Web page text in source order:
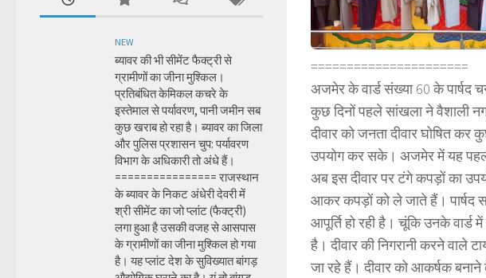
======================
अजमेर के वार्ड संख्या 60 के पार्षद
कुछ दिनों पहले सांखला ने वैशाली
दीवार को जनता दीवार घोषित
उपयोग कर सके। अजमेर में यह
अब इस दीवार पर टंगे कपड़ों का
आकर कपड़ों को ले जाते हैं। पार्षद
आपूर्ति हो रही है। चूंकि उनके वार्ड
है। दीवार की निगरानी करने वाले
जा रहे हैं। दीवार को आकर्षक
NEW
ब्यावर की भी सीमेंट फैक्ट्री से
ग्रामीणों का जीना मुश्किल।
प्रतिबंधित केमिकल कचरे के
इस्तेमाल से पर्यावरण, पानी जमीन सब
कुछ खराब हो रहा है। ब्यावर का जिला
और पुलिस प्रशासन चुप: पर्यावरण
विभाग के अधिकारी तो अंधे हैं।
================ राजस्थान
के ब्यावर के निकट अंधेरी देवरी में
श्री सीमेंट का जो प्लांट (फैक्ट्री)
लगा हुआ है उसकी वजह से आसपास
के ग्रामीणों का जीना मुश्किल हो गया
है। यह प्लांट देश के सुविख्यात बांगड़